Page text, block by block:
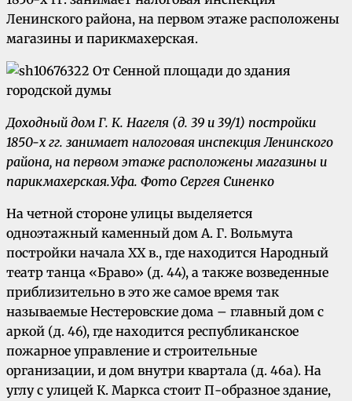
Ленинского района, на первом этаже расположены
магазины и парикмахерская.
Доходный дом Г. К. Нагеля (д. 39 и 39/1) постройки
1850-х гг. занимает налоговая инспекция Ленинского
района, на первом этаже расположены магазины и
парикмахерская.Уфа. Фото Сергея Синенко
На четной стороне улицы выделяется
одноэтажный каменный дом А. Г. Вольмута
постройки начала XX в., где находится Народный
театр танца «Браво» (д. 44), а также возведенные
приблизительно в это же самое время так
называемые Нестеровские дома – главный дом с
аркой (д. 46), где находится республиканское
пожарное управление и строительные
организации, и дом внутри квартала (д. 46а). На
углу с улицей К. Маркса стоит П-образное здание,